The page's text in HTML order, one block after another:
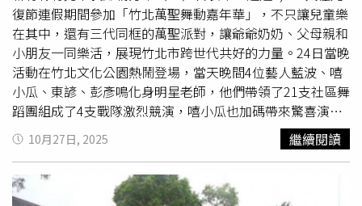
復節連假期間參加「竹北萬聖舞動嘉年華」，不只讓兒童樂
在其中，還有三代同框的萬聖派對，讓爺爺奶奶、父母親和
小朋友一同樂活，展現竹北市跨世代共好的力量。24日當晚
活動在竹北文化公園熱鬧登場，當天晚間4位藝人藍波、嘻
小瓜、東諺、彭彥鳴化身明星老師，他們帶領了21支社區舞
蹈團組成了4支戰隊激烈競演，嘻小瓜也加碼帶來驚喜演
出，熱力演繹網路夯曲《沒出息》，讓全場驚呼聲不斷。而
活動壓軸也有上千位民眾共同起跳大會舞《夢想超進化》，
為這場萬聖盛典畫下最熱血動人的句點。新竹縣竹北市長鄭
朝方（中）將甫落幕的竹北萬聖節活動規劃為三代全齡都適
10月27日, 2025 繼續閱讀